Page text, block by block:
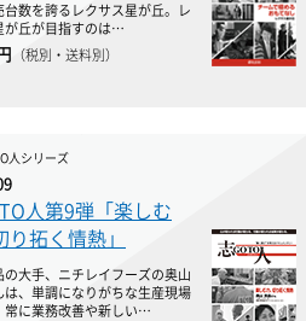
台数を誇るレクサス星が丘。レ
が丘が目指すのは…
（税別・送料別）
人シリーズ
人第9弾「楽しむ
拓く情熱」
の大手、ニチレイフーズの奥山
は、単調になりがちな生産現場
常に業務改善や新しい…